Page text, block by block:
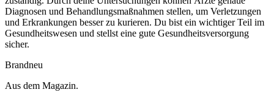
Diagnosen und Behandlungsmaßnahmen stellen, um Verletzungen
und Erkrankungen besser zu kurieren. Du bist ein wichtiger Teil im
Gesundheitswesen und stellst eine gute Gesundheitsversorgung
sicher.
Brandneu
Aus dem Magazin.